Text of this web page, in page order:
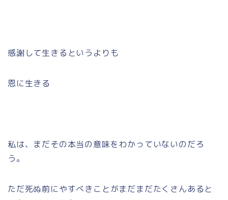
感謝して生きるというよりも
恩に生きる
私は、まだその本当の意味をわかっていないのだろ
う。
ただ死ぬ前にやすべきことがまだまだたくさんあると